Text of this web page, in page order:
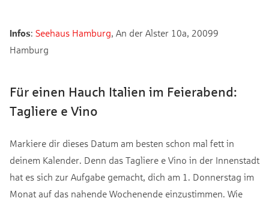
Infos: Seehaus Hamburg, An der Alster 10a, 20099
Hamburg
Für einen Hauch Italien im Feierabend:
Tagliere e Vino
Markiere dir dieses Datum am besten schon mal fett in
deinem Kalender. Denn das Tagliere e Vino in der Innenstadt
hat es sich zur Aufgabe gemacht, dich am 1. Donnerstag im
Monat auf das nahende Wochenende einzustimmen. Wie